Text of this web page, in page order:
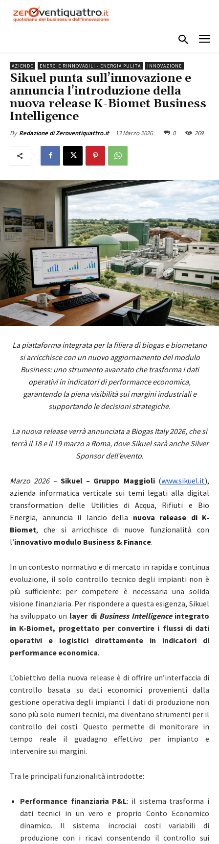
AZIENDE ENERGIE RINNOVABILI - ENERGIA PULITA INNOVAZIONE
Sikuel punta sull’innovazione e
annuncia l’introduzione della
nuova release K-Biomet Business
Intelligence
By Redazione di Zeroventiquattro.it 13 Marzo 2026 0 269
La piattaforma integrata per la filiera di biogas e biometano
si arricchisce con un nuovo aggiornamento del modulo
Business: uno strumento avanzato che trasforma i dati
operativi in indicatori di performance economica,
garantendo la piena visibilità sui margini industriali e
supportando le decisioni strategiche.
La nuova release verrà annunciata a Biogas Italy 2026, che si
terrà il 18 e il 19 marzo a Roma, dove Sikuel sarà anche Silver
Sponsor dell’evento.
Marzo 2026– Sikuel – Gruppo Maggioli (www.sikuel.it),
azienda informatica verticale sui temi legati alla digital
transformation delle Utilities di Acqua, Rifiuti e Bio
Energia, annuncia il lancio della nuova release di K-
Biomet, che si arricchisce di nuove funzionalità con
l’innovativo modulo Business & Finance.
In un contesto normativo e di mercato in rapida e continua
evoluzione, il solo controllo tecnico degli impianti non è
più sufficiente: per competere è necessaria una solida
visione finanziaria. Per rispondere a questa esigenza, Sikuel
ha sviluppato un layer di Business Intelligenceintegrato
in K-Biomet, progettato per convertire i flussi di dati
operativi e logistici direttamente in indicatori di
performance economica.
L’obiettivo della nuova release è di offrire un’interfaccia di
controllo basata su dati economici provenienti dalla
gestione operativa degli impianti. I dati di produzione non
sono più solo numeri tecnici, ma diventano strumenti per il
controllo dei costi. Questo permette di monitorare in
tempo reale il guadagno effettivo per impianto e
intervenire sui margini.
Tra le principali funzionalità introdotte:
Performance finanziaria P&L: il sistema trasforma i
dati tecnici in un vero e proprio Conto Economico
dinamico. Il sistema incrociai costi variabili di
produzione con i ricavi consentendo il controllo sui